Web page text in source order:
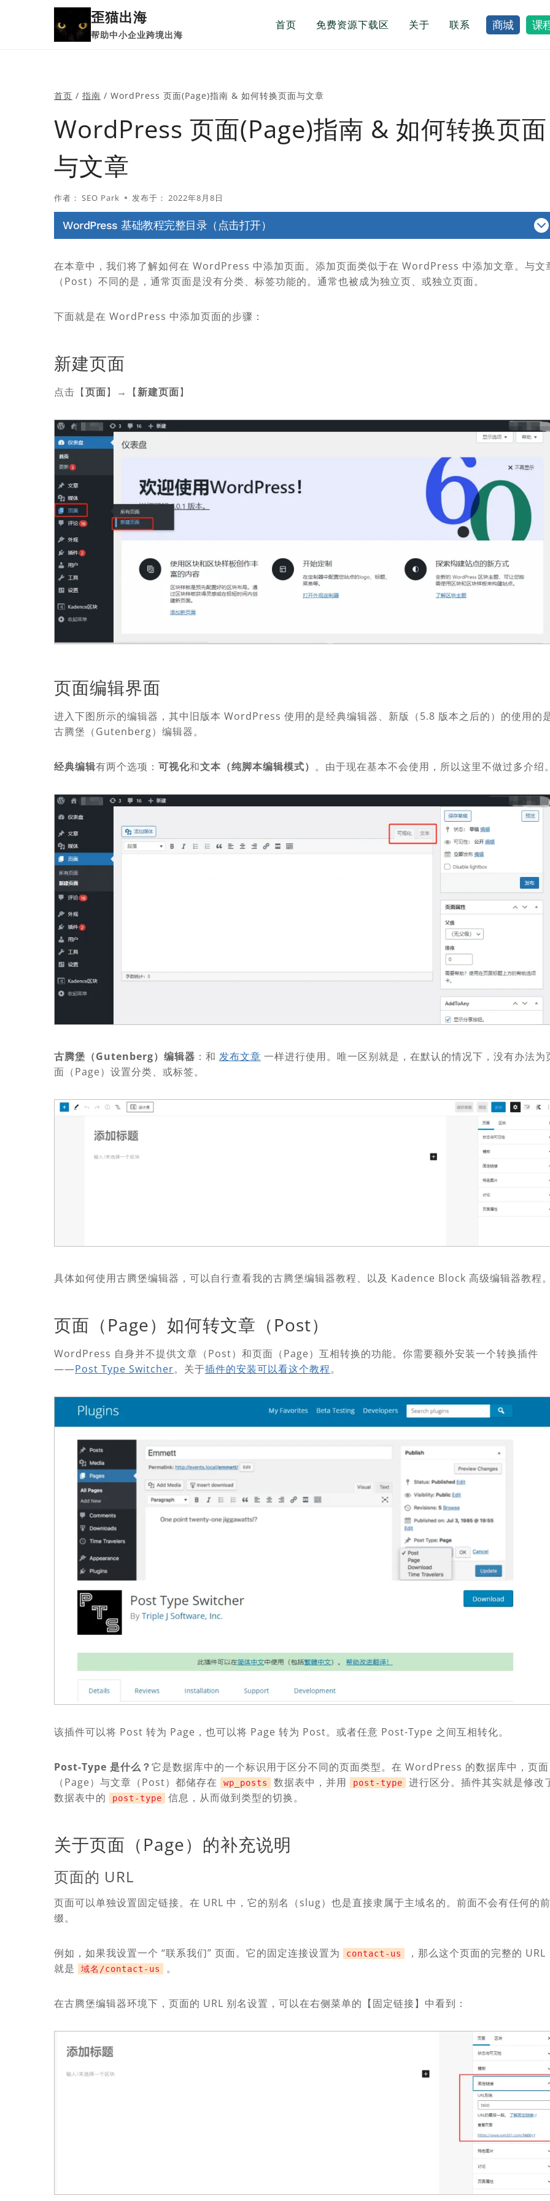
歪猫出海
帮助中小企业跨境出海
首页 免费资源下载区 关于 联系 商城 课
首页 / 指南 / WordPress 页面(Page)指南 & 如何转换页面与文章
WordPress 页面(Page)指南 & 如何转换页面
与文章
作者： SEO Park 发布于： 2022年8月8日
WordPress 基础教程完整目录（点击打开）
在本章中，我们将了解如何在 WordPress 中添加页面。添加页面类似于在 WordPress 中添加文章。与文
（Post）不同的是，通常页面是没有分类、标签功能的。通常也被成为独立页、或独立页面。
下面就是在 WordPress 中添加页面的步骤：
新建页面
点击【页面】→【新建页面】
页面编辑界面
进入下图所示的编辑器，其中旧版本 WordPress 使用的是经典编辑器、新版（5.8 版本之后的）的使用的
古腾堡（Gutenberg）编辑器。
经典编辑有两个选项： 可视化和文本（纯脚本编辑模式） 。由于现在基本不会使用，所以这里不做过多介绍
古腾堡（Gutenberg）编辑器 ：和 发布文章 一样进行使用。唯一区别就是，在默认的情况下，没有办法为
面（Page）设置分类、或标签。
具体如何使用古腾堡编辑器，可以自行查看我的古腾堡编辑器教程、以及 Kadence Block 高级编辑器教程
页面（Page）如何转文章（Post）
WordPress 自身并不提供文章（Post）和页面（Page）互相转换的功能。你需要额外安装一个转换插件
——Post Type Switcher。关于插件的安装可以看这个教程。
该插件可以将 Post 转为 Page，也可以将 Page 转为 Post。或者任意 Post-Type 之间互相转化。
Post-Type 是什么？它是数据库中的一个标识用于区分不同的页面类型。在 WordPress 的数据库中，页面
（Page）与文章（Post）都储存在
wp_posts 数据表中，并用 post-type
进行区分。插件其实就是修改
数据表中的
post-type 信息，从而做到类型的切换。
关于页面（Page）的补充说明
页面的 URL
页面可以单独设置固定链接。在 URL 中，它的别名（slug）也是直接隶属于主域名的。前面不会有任何的前
缀。
例如，如果我设置一个 “联系我们” 页面。它的固定连接设置为 contact-us
，那么这个页面的完整的 URL
就是
域名/contact-us 。
在古腾堡编辑器环境下，页面的 URL 别名设置，可以在右侧菜单的【固定链接】中看到：